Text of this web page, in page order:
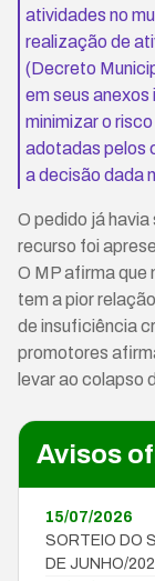
atividades no
realização de
(Decreto
em seus
minimizar o
adotadas pelos
a decisão dada
O pedido já
recurso foi
O MP afirma que
tem a pior
de insuficiência
promotores
levar ao colapso
Avisos
15/07/2026
SORTEIO DO
DE JUNHO/